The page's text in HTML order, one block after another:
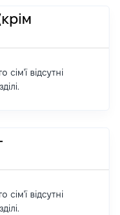
відсутні
відсутні